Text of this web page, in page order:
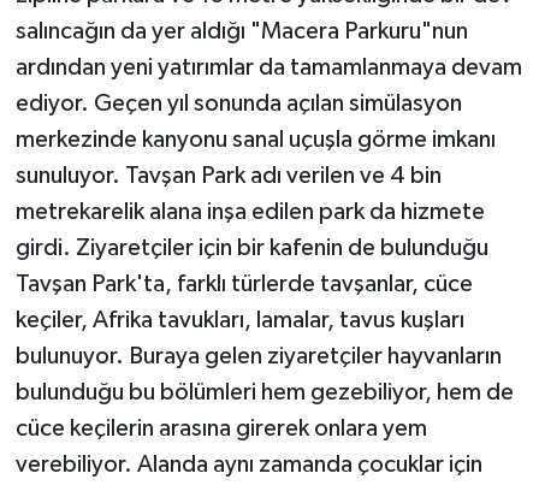
salıncağın da yer aldığı "Macera Parkuru"nun
ardından yeni yatırımlar da tamamlanmaya devam
ediyor. Geçen yıl sonunda açılan simülasyon
merkezinde kanyonu sanal uçuşla görme imkanı
sunuluyor. Tavşan Park adı verilen ve 4 bin
metrekarelik alana inşa edilen park da hizmete
girdi. Ziyaretçiler için bir kafenin de bulunduğu
Tavşan Park'ta, farklı türlerde tavşanlar, cüce
keçiler, Afrika tavukları, lamalar, tavus kuşları
bulunuyor. Buraya gelen ziyaretçiler hayvanların
bulunduğu bu bölümleri hem gezebiliyor, hem de
cüce keçilerin arasına girerek onlara yem
verebiliyor. Alanda aynı zamanda çocuklar için